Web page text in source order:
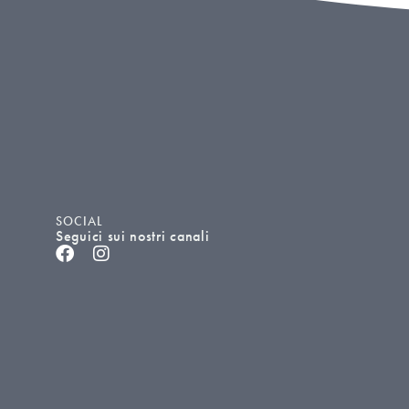
SOCIAL
Seguici sui nostri canali